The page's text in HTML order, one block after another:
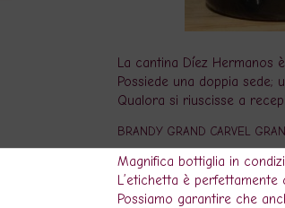
La cantina Díez Hermanos
Possiede una doppia sede;
Qualora si riuscisse a
BRANDY GRAND CARVEL
Magnifica bottiglia in
L’etichetta è
Possiamo garantire che